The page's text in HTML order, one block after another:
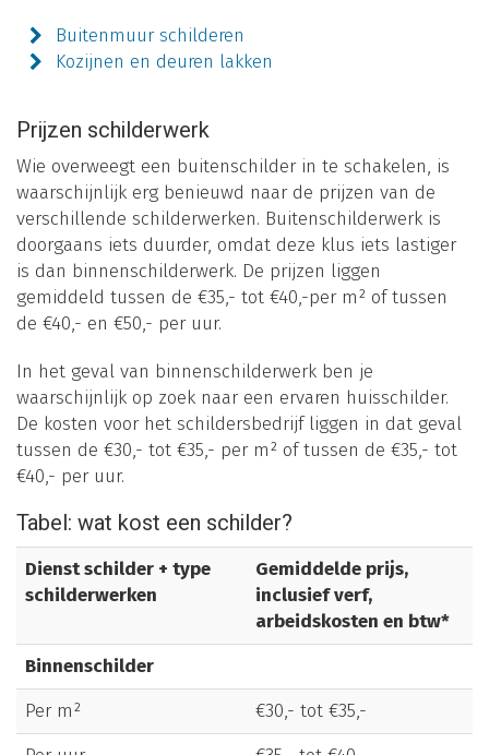
Buitenmuur schilderen
Kozijnen en deuren lakken
Prijzen schilderwerk
Wie overweegt een buitenschilder in te schakelen, is
waarschijnlijk erg benieuwd naar de prijzen van de
verschillende schilderwerken. Buitenschilderwerk is
doorgaans iets duurder, omdat deze klus iets lastiger
is dan binnenschilderwerk. De prijzen liggen
gemiddeld tussen de €35,- tot €40,-per m² of tussen
de €40,- en €50,- per uur.
In het geval van binnenschilderwerk ben je
waarschijnlijk op zoek naar een ervaren huisschilder.
De kosten voor het schildersbedrijf liggen in dat geval
tussen de €30,- tot €35,- per m² of tussen de €35,- tot
€40,- per uur.
Tabel: wat kost een schilder?
Dienst schilder + type
schilderwerken
Gemiddelde prijs,
inclusief verf,
arbeidskosten en btw*
Binnenschilder
Per m²
€30,- tot €35,-